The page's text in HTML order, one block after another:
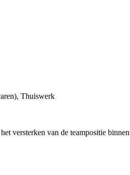
Thuiswerk
versterken van de teampositie